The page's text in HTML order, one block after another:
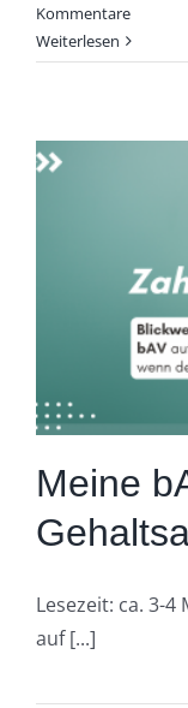
Kommentare
Weiterlesen
Meine
Lesezeit: ca. 3-
auf [...]